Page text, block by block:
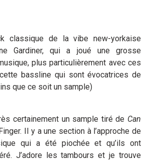
classique de la vibe new-yorkaise
Gardiner, qui a joué une grosse
plus particulièrement avec ces
bassline qui sont évocatrices de
que ce soit un sample)
certainement un sample tiré de Can
Il y a une section à l’approche de
qui a été piochée et qu’ils ont
J’adore les tambours et je trouve